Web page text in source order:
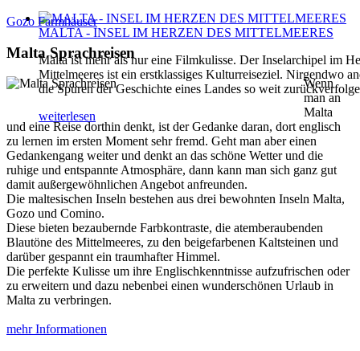
MALTA - INSEL IM HERZEN DES MITTELMEERES
Malta ist mehr als nur eine Filmkulisse. Der Inselarchipel im
Mittelmeeres ist ein erstklassiges Kulturreiseziel. Nirgendwo
die Spuren der Geschichte eines Landes so weit
weiterlesen
Gozo Farmhäuser
Malta Sprachreisen
Wenn
man an
Malta
und eine Reise dorthin denkt, ist der Gedanke daran, dort englisch
zu lernen im ersten Moment sehr fremd. Geht man aber einen
Gedankengang weiter und denkt an das schöne Wetter und die
ruhige und entspannte Atmosphäre, dann kann man sich ganz gut
damit außergewöhnlichen Angebot anfreunden.
Die maltesischen Inseln bestehen aus drei bewohnten Inseln Malta,
Gozo und Comino.
Diese bieten bezaubernde Farbkontraste, die atemberaubenden
Blautöne des Mittelmeeres, zu den beigefarbenen Kaltsteinen und
darüber gespannt ein traumhafter Himmel.
Die perfekte Kulisse um ihre Englischkenntnisse aufzufrischen oder
zu erweitern und dazu nebenbei einen wunderschönen Urlaub in
Malta zu verbringen.
mehr Informationen